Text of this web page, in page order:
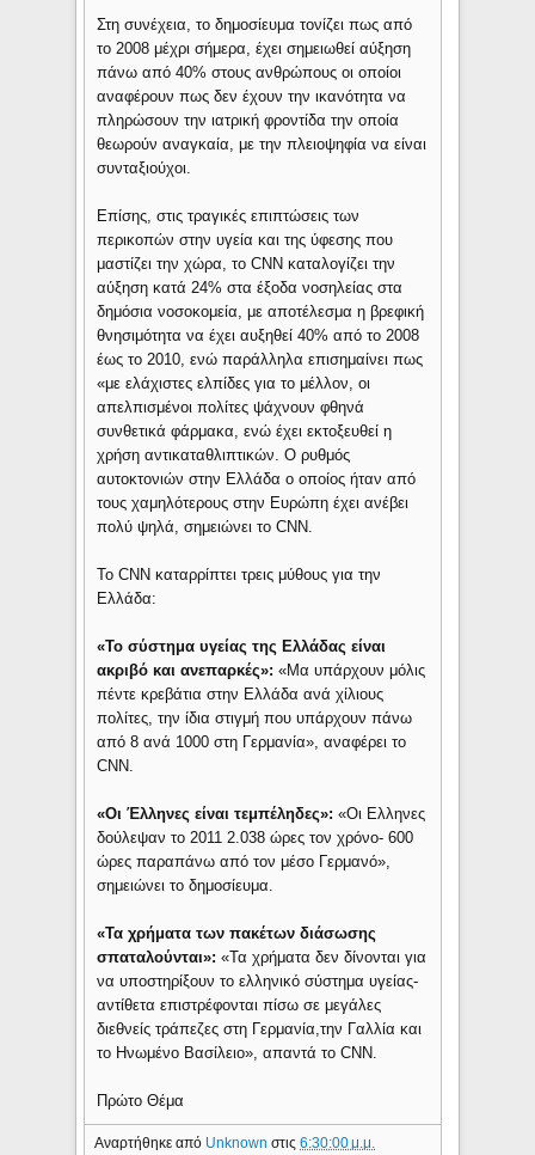
Στη συνέχεια, το δημοσίευμα τονίζει πως από
το 2008 μέχρι σήμερα, έχει σημειωθεί αύξηση
πάνω από 40% στους ανθρώπους οι οποίοι
αναφέρουν πως δεν έχουν την ικανότητα να
πληρώσουν την ιατρική φροντίδα την οποία
θεωρούν αναγκαία, με την πλειοψηφία να είναι
συνταξιούχοι.
Επίσης, στις τραγικές επιπτώσεις των
περικοπών στην υγεία και της ύφεσης που
μαστίζει την χώρα, το CNN καταλογίζει την
αύξηση κατά 24% στα έξοδα νοσηλείας στα
δημόσια νοσοκομεία, με αποτέλεσμα η βρεφική
θνησιμότητα να έχει αυξηθεί 40% από το 2008
έως το 2010, ενώ παράλληλα επισημαίνει πως
«με ελάχιστες ελπίδες για το μέλλον, οι
απελπισμένοι πολίτες ψάχνουν φθηνά
συνθετικά φάρμακα, ενώ έχει εκτοξευθεί η
χρήση αντικαταθλιπτικών. Ο ρυθμός
αυτοκτονιών στην Ελλάδα ο οποίος ήταν από
τους χαμηλότερους στην Ευρώπη έχει ανέβει
πολύ ψηλά, σημειώνει το CNN.
Το CNN καταρρίπτει τρεις μύθους για την
Ελλάδα:
«Το σύστημα υγείας της Ελλάδας είναι
ακριβό και ανεπαρκές»: «Μα υπάρχουν μόλις
πέντε κρεβάτια στην Ελλάδα ανά χίλιους
πολίτες, την ίδια στιγμή που υπάρχουν πάνω
από 8 ανά 1000 στη Γερμανία», αναφέρει το
CNN.
«Οι Έλληνες είναι τεμπέληδες»:«Οι Ελληνες
δούλεψαν το 2011 2.038 ώρες τον χρόνο- 600
ώρες παραπάνω από τον μέσο Γερμανό»,
σημειώνει το δημοσίευμα.
«Τα χρήματα των πακέτων διάσωσης
σπαταλούνται»: «Τα χρήματα δεν δίνονται για
να υποστηρίξουν το ελληνικό σύστημα υγείας-
αντίθετα επιστρέφονται πίσω σε μεγάλες
διεθνείς τράπεζες στη Γερμανία,την Γαλλία και
το Ηνωμένο Βασίλειο», απαντά το CNN.
Πρώτο Θέμα
Αναρτήθηκε από Unknownστις6:30:00 μ.μ.